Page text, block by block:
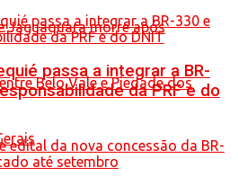
passa a integrar a BR-
da PRF e do